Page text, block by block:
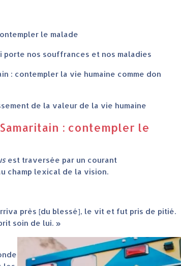
le malade
porte nos souffrances et nos maladies
: contempler la vie humaine comme don
de la valeur de la vie humaine
: contempler le
est traversée par un courant
champ lexical de la vision.
près [du blessé], le vit et fut pris de pitié.
soin de lui. »